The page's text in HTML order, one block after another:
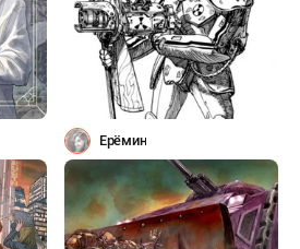
Ерёмин